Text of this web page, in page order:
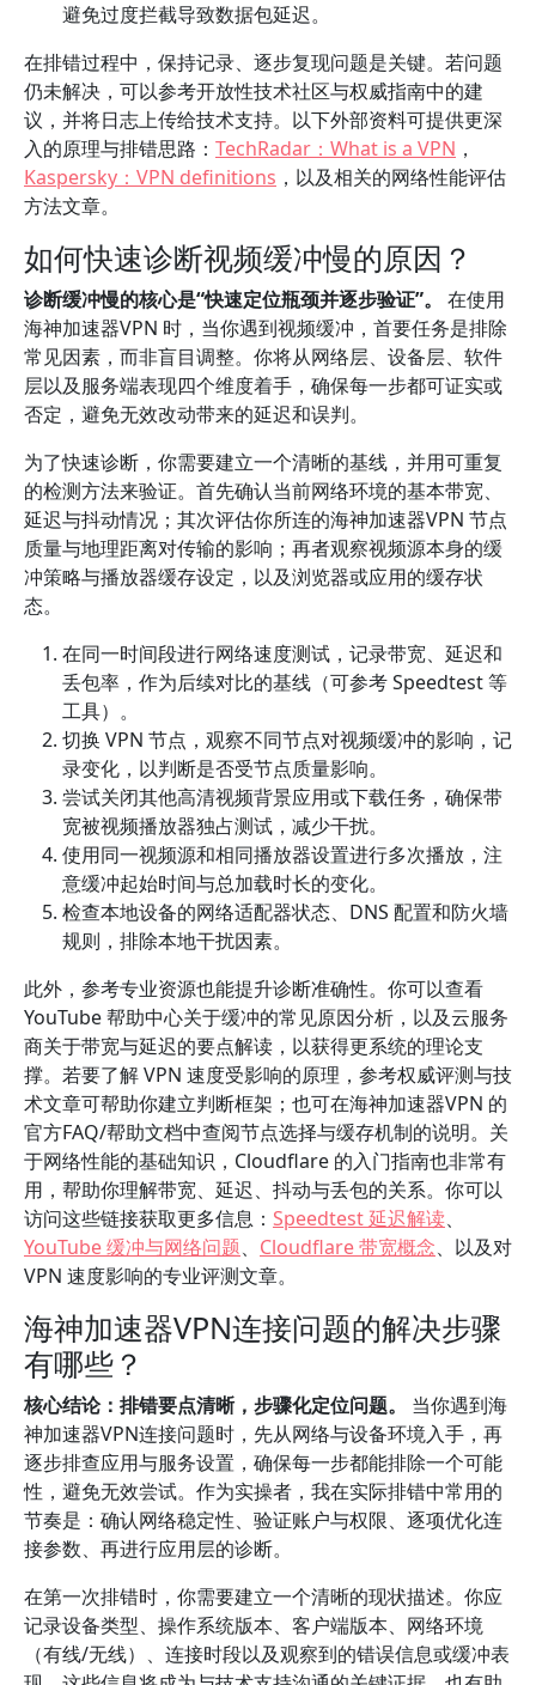
避免过度拦截导致数据包延迟。
在排错过程中，保持记录、逐步复现问题是关键。若问题
仍未解决，可以参考开放性技术社区与权威指南中的建
议，并将日志上传给技术支持。以下外部资料可提供更深
入的原理与排错思路： TechRadar：What is a VPN ，
Kaspersky：VPN definitions ，以及相关的网络性能评估
方法文章。
如何快速诊断视频缓冲慢的原因？
诊断缓冲慢的核心是“快速定位瓶颈并逐步验证”。
在使用
海神加速器VPN 时，当你遇到视频缓冲，首要任务是排除
常见因素，而非盲目调整。你将从网络层、设备层、软件
层以及服务端表现四个维度着手，确保每一步都可证实或
否定，避免无效改动带来的延迟和误判。
为了快速诊断，你需要建立一个清晰的基线，并用可重复
的检测方法来验证。首先确认当前网络环境的基本带宽、
延迟与抖动情况；其次评估你所连的海神加速器VPN 节点
质量与地理距离对传输的影响；再者观察视频源本身的缓
冲策略与播放器缓存设定，以及浏览器或应用的缓存状
态。
在同一时间段进行网络速度测试，记录带宽、延迟和
丢包率，作为后续对比的基线（可参考 Speedtest 等
工具）。
切换 VPN 节点，观察不同节点对视频缓冲的影响，记
录变化，以判断是否受节点质量影响。
尝试关闭其他高清视频背景应用或下载任务，确保带
宽被视频播放器独占测试，减少干扰。
使用同一视频源和相同播放器设置进行多次播放，注
意缓冲起始时间与总加载时长的变化。
检查本地设备的网络适配器状态、DNS 配置和防火墙
规则，排除本地干扰因素。
此外，参考专业资源也能提升诊断准确性。你可以查看
YouTube 帮助中心关于缓冲的常见原因分析，以及云服务
商关于带宽与延迟的要点解读，以获得更系统的理论支
撑。若要了解 VPN 速度受影响的原理，参考权威评测与技
术文章可帮助你建立判断框架；也可在海神加速器VPN 的
官方FAQ/帮助文档中查阅节点选择与缓存机制的说明。关
于网络性能的基础知识，Cloudflare 的入门指南也非常有
用，帮助你理解带宽、延迟、抖动与丢包的关系。你可以
访问这些链接获取更多信息： Speedtest 延迟解读、
YouTube 缓冲与网络问题、 Cloudflare 带宽概念、以及对
VPN 速度影响的专业评测文章。
海神加速器VPN连接问题的解决步骤
有哪些？
核心结论：排错要点清晰，步骤化定位问题。
当你遇到海
神加速器VPN连接问题时，先从网络与设备环境入手，再
逐步排查应用与服务设置，确保每一步都能排除一个可能
性，避免无效尝试。作为实操者，我在实际排错中常用的
节奏是：确认网络稳定性、验证账户与权限、逐项优化连
接参数、再进行应用层的诊断。
在第一次排错时，你需要建立一个清晰的现状描述。你应
记录设备类型、操作系统版本、客户端版本、网络环境
（有线/无线）、连接时段以及观察到的错误信息或缓冲表